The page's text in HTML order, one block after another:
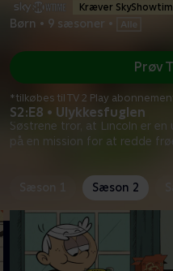
Kræver
Børn • 9 sæsoner •
S2:E8 • Ulykkesfuglen
Søstrene tror, at Lincoln er en
på en mission for at redde
Prøv
*tilkøbes til TV 2 Play
Sæson 1 Sæson 2